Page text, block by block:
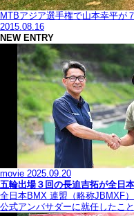
MTBアジア選手権で山本幸平が
2015.08.16
NEW ENTRY
movie 2025.09.20
五輪出場３回の長迫吉拓が全日
全日本BMX 連盟（略称JBMXF
公式アンバサダーに就任したこ